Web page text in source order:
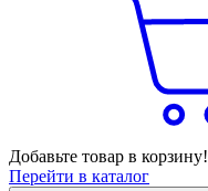
Добавьте товар в корзину!
Перейти в каталог